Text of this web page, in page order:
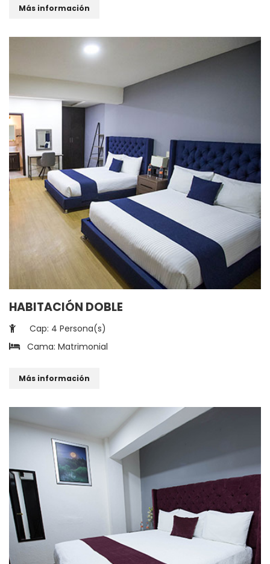
Más información
HABITACIÓN DOBLE
Cap: 4 Persona(s)
Cama: Matrimonial
Más información